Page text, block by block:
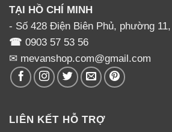
TẠI HỒ CHÍ MINH
- Số 428 Điện Biên Phủ, phường
☎ 0903 57 53 56
✉ mevanshop.com@gmail.com
LIÊN KẾT HỖ TRỢ